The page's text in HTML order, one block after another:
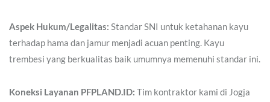
Aspek Hukum/Legalitas: Standar SNI untuk ketahanan kayu
terhadap hama dan jamur menjadi acuan penting. Kayu
trembesi yang berkualitas baik umumnya memenuhi standar ini.
Koneksi Layanan PFPLAND.ID: Tim kontraktor kami di Jogja